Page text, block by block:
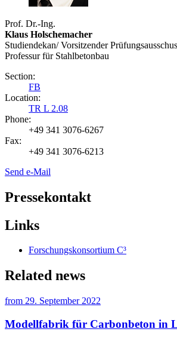
Prof. Dr.-Ing.
Klaus Holschemacher
Studiendekan/ Vorsitzender
Professur für Stahlbetonbau
Section:
FB
Location:
TR L 2.08
Phone:
+49 341 3076-6267
Fax:
+49 341 3076-6213
Send e-Mail
Pressekontakt
Links
Forschungskonsortium C³
Related news
from 29. September 2022
Modellfabrik für Carbonbeton in